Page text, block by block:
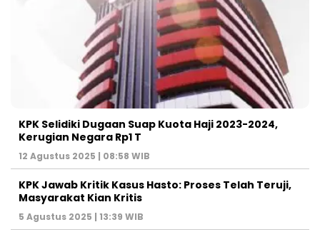
KPK Selidiki Dugaan Suap Kuota Haji 2023-2024,
Kerugian Negara Rp1 T
12 Agustus 2025 | 08:58 WIB
KPK Jawab Kritik Kasus Hasto: Proses Telah Teruji,
Masyarakat Kian Kritis
5 Agustus 2025 | 13:39 WIB